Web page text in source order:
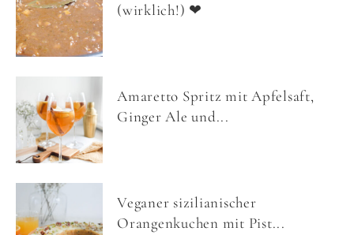
(wirklich!) ❤
Amaretto Spritz mit Apfelsaft,
Ginger Ale und...
Veganer sizilianischer
Orangenkuchen mit Pist...